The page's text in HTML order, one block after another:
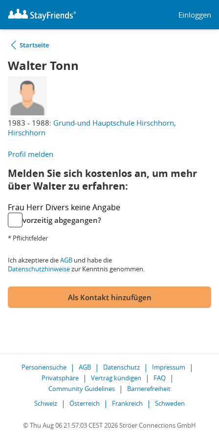
Einloggen
Startseite
Walter Tonn
1983 - 1988: Grund-und Hauptschule Hirschhorn,
Hirschhorn
Profil melden
Melden Sie sich kostenlos an, um mehr
über Walter zu erfahren:
Frau Herr Divers keine Angabe
vorzeitig abgegangen?
* Pflichtfelder
Ich akzeptiere dieAGB und habe die
Datenschutzhinweisezur Kenntnis genommen.
Als Kontakt hinzufügen
Personensuche AGB Datenschutz
Impressum
Privatsphäre
Vertrag kündigen
FAQ
Community Guidelines
Barrierefreiheit
Schweiz
Österreich Frankreich Schweden
© Thu Aug 06 21:57:03 CEST 2026 Ströer Connections GmbH